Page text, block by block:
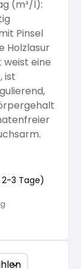
(m²/l):
Pinsel
Holzlasur
weist eine
ist
3 Tage)